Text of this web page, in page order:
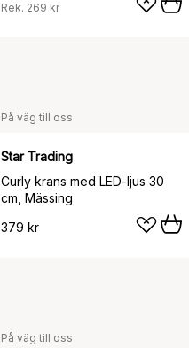
Rek. 269 kr
På väg till oss
Star Trading
Curly krans med LED-ljus 30
cm, Mässing
379 kr
På väg till oss